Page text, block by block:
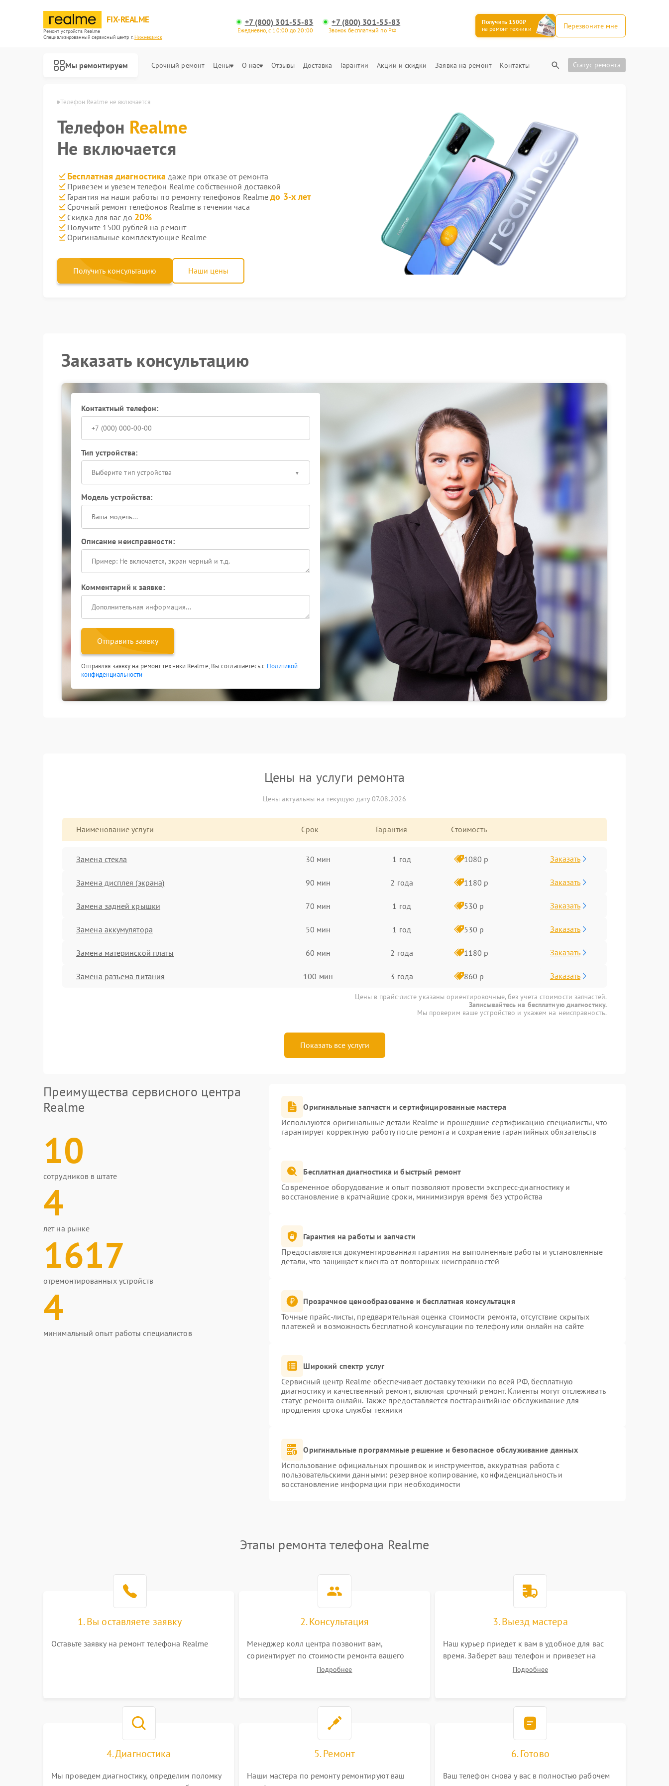
FIX-REALME
Ремонт устройств Realme
Специализированный cервисный центр г.Нижнекамск
+7 (800) 301-55-83
Ежедневно, с 10:00 до 20:00
+7 (800) 301-55-83
Звонок бесплатный по РФ
Получить 1500₽
на ремонт техники
Перезвоните мне
Мы ремонтируем Срочный ремонт Цены О нас Отзывы Доставка Гарантии Акции и скидки Заявка на ремонт Контакты Статус ремонта
в Нижнекамске Телефон Realme не включается
Телефон Realme
Не включается
Бесплатная диагностика даже при отказе от ремонта
Привезем и увезем телефон Realme собственной доставкой
Гарантия на наши работы по ремонту телефонов Realmeдо 3-х лет
Срочный ремонт телефонов Realme в течении часа
Скидка для вас до 20%
Получите 1500 рублей на ремонт
Оригинальные комплектующие Realme
Получить консультацию Наши цены
Заказать консультацию
Контактный телефон:
Тип устройства:
Выберите тип устройства
Модель устройства:
Описание неисправности:
Комментарий к заявке:
Отправить заявку
Отправляя заявку на ремонт техники Realme, Вы соглашаетесь с Политикой
конфиденциальности
Цены на услуги ремонта
Цены актуальны на текущую дату 07.08.2026
Наименование услуги Срок Гарантия Стоимость
Замена стекла 30 мин 1 год 1080 р Заказать
Замена дисплея (экрана) 90 мин 2 года 1180 р Заказать
Замена задней крышки 70 мин 1 год 530 р Заказать
Замена аккумулятора 50 мин 1 год 530 р Заказать
Замена материнской платы 60 мин 2 года 1180 р Заказать
Замена разъема питания 100 мин 3 года 860 р Заказать
Цены в прайс-листе указаны ориентировочные, без учета стоимости запчастей.
Записывайтесь на бесплатную диагностику.
Мы проверим ваше устройство и укажем на неисправность.
Показать все услуги
Преимущества сервисного центра
Realme
10
сотрудников в штате
4
лет на рынке
1617
отремонтированных устройств
4
минимальный опыт работы специалистов
Оригинальные запчасти и сертифицированные мастера
Используются оригинальные детали Realme и прошедшие сертификацию специалисты, что
гарантирует корректную работу после ремонта и сохранение гарантийных обязательств
Бесплатная диагностика и быстрый ремонт
Современное оборудование и опыт позволяют провести экспресс-диагностику и
восстановление в кратчайшие сроки, минимизируя время без устройства
Гарантия на работы и запчасти
Предоставляется документированная гарантия на выполненные работы и установленные
детали, что защищает клиента от повторных неисправностей
Прозрачное ценообразование и бесплатная консультация
Точные прайс-листы, предварительная оценка стоимости ремонта, отсутствие скрытых
платежей и возможность бесплатной консультации по телефону или онлайн на сайте
Широкий спектр услуг
Сервисный центр Realme обеспечивает доставку техники по всей РФ, бесплатную
диагностику и качественный ремонт, включая срочный ремонт. Клиенты могут отслеживать
статус ремонта онлайн. Также предоставляется постгарантийное обслуживание для
продления срока службы техники
Оригинальные программные решение и безопасное обслуживание данных
Использование официальных прошивок и инструментов, аккуратная работа с
пользовательскими данными: резервное копирование, конфиденциальность и
восстановление информации при необходимости
Этапы ремонта телефона Realme
1. Вы оставляете заявку
Оставьте заявку на ремонт телефона Realme
2. Консультация
Менеджер колл центра позвонит вам,
сориентирует по стоимости ремонта вашего
телефона а также ответит на все ваши вопросы.
Подробнее
3. Выезд мастера
Наш курьер приедет к вам в удобное для вас
время. Заберет ваш телефон и привезет на
склад для диагностики.Подробнее
4. Диагностика
Мы проведем диагностику, определим поломку
5. Ремонт
Наши мастера по ремонту ремонтируют ваш
6. Готово
Ваш телефон снова у вас в полностью рабочем